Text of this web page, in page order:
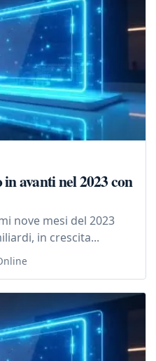
avanti nel 2023 con
nove mesi del 2023
in crescita...